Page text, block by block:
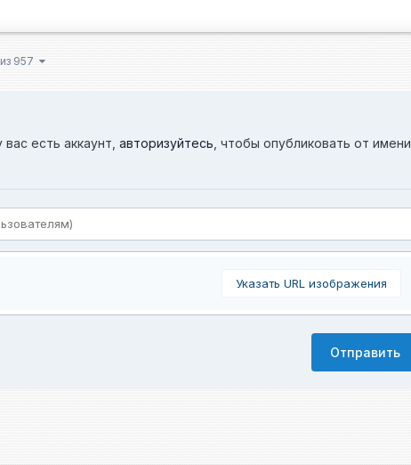
957
есть аккаунт, авторизуйтесь , чтобы опубликовать от имени
Указать URL изображения
Отправить